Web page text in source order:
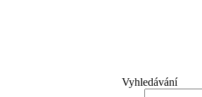
Vyhledávání